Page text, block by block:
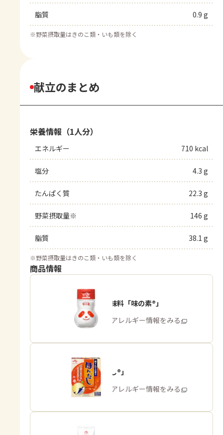
脂質 0.9 g
※野菜摂取量はきのこ類・いも類を除く
献立のまとめ
栄養情報（1人分）
エネルギー 710 kcal
塩分 4.3 g
たんぱく質 22.3 g
野菜摂取量※ 146 g
脂質 38.1 g
※野菜摂取量はきのこ類・いも類を除く
商品情報
うま味調味料「味の素®」
商品・アレルギー情報をみる
「ほんだし®」
商品・アレルギー情報をみる